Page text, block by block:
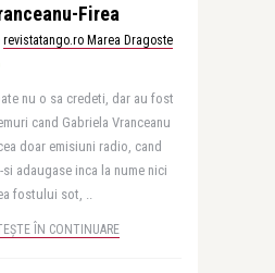
Firea
revistatango.ro Marea Dragoste
nu o sa credeti, dar au fost
cand Gabriela Vranceanu
doar emisiuni radio, cand
si adaugase inca la nume nici
fostului sot, ..
ÎN CONTINUARE